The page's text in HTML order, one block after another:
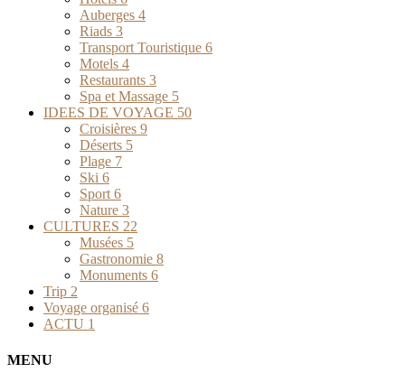
Auberges 4
Riads 3
Transport Touristique 6
Motels 4
Restaurants 3
Spa et Massage 5
IDEES DE VOYAGE 50
Croisières 9
Déserts 5
Plage 7
Ski 6
Sport 6
Nature 3
CULTURES 22
Musées 5
Gastronomie 8
Monuments 6
Trip 2
Voyage organisé 6
ACTU 1
MENU